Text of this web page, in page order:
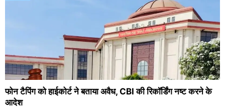
फोन टैपिंग को हाईकोर्ट ने बताया अवैध, CBI की रिकॉर्डिंग नष्ट करने के
आदेश